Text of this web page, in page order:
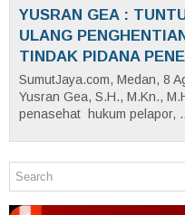
YUSRAN GEA :
ULANG
TINDAK PIDANA
SumutJaya.com, Medan, 8
Yusran Gea, S.H., M.Kn.,
penasehat hukum pelapor,